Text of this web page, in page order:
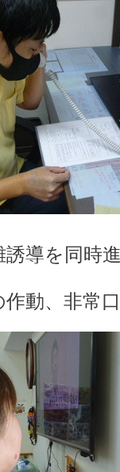
導を同時
作動、非常